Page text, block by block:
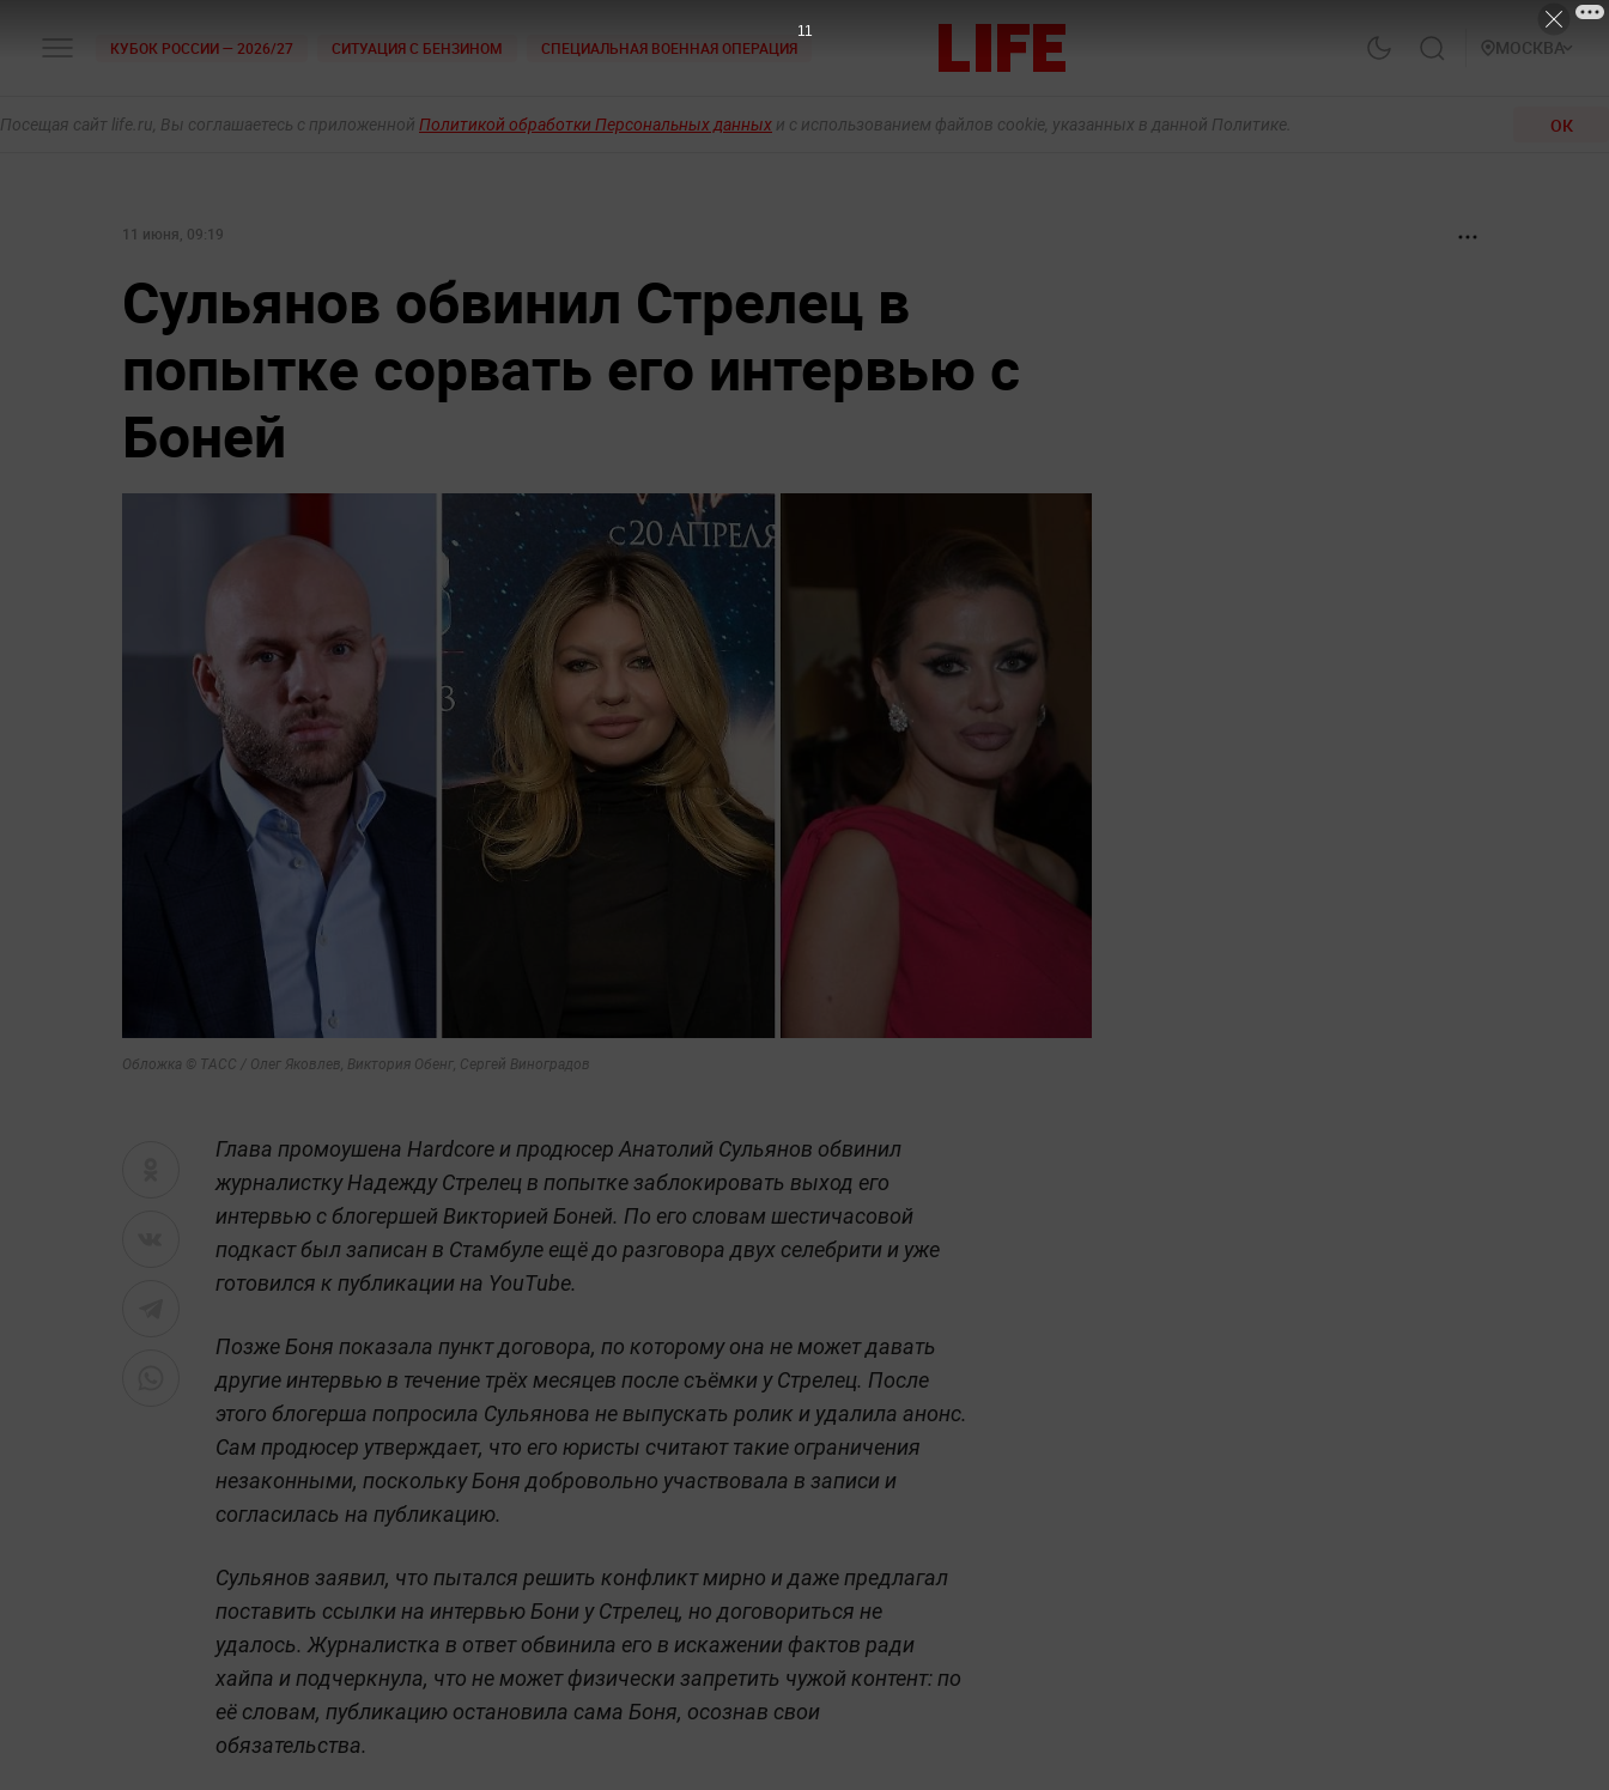
КУБОК РОССИИ — 2026/27 СИТУАЦИЯ С БЕНЗИНОМ СПЕЦИАЛЬНАЯ ВОЕННАЯ ОПЕРАЦИЯ МОСКВА
Посещая сайт life.ru, Вы соглашаетесь с приложенной Политикой обработки Персональных данных и с использованием файлов cookie, указанных в данной Политике. ОК
11 июня, 09:19
Сульянов обвинил Стрелец в
попытке сорвать его интервью с
Боней
Обложка © ТАСС / Олег Яковлев, Виктория Обенг, Сергей Виноградов
Глава промоушена Hardcore и продюсер Анатолий Сульянов обвинил
журналистку Надежду Стрелец в попытке заблокировать выход его
интервью с блогершей Викторией Боней. По его словам шестичасовой
подкаст был записан в Стамбуле ещё до разговора двух селебрити и уже
готовился к публикации на YouTube.
Позже Боня показала пункт договора, по которому она не может давать
другие интервью в течение трёх месяцев после съёмки у Стрелец. После
этого блогерша попросила Сульянова не выпускать ролик и удалила анонс.
Сам продюсер утверждает, что его юристы считают такие ограничения
незаконными, поскольку Боня добровольно участвовала в записи и
согласилась на публикацию.
Сульянов заявил, что пытался решить конфликт мирно и даже предлагал
поставить ссылки на интервью Бони у Стрелец, но договориться не
удалось. Журналистка в ответ обвинила его в искажении фактов ради
хайпа и подчеркнула, что не может физически запретить чужой контент: по
её словам, публикацию остановила сама Боня, осознав свои
обязательства.
9